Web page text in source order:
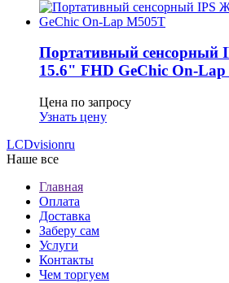
Портативный сенсорный
15.6" FHD GeСhic On-
Цена по запросу
Узнать цену
LCDvisionru
Наше все
Главная
Оплата
Доставка
Заберу сам
Услуги
Контакты
Чем торгуем